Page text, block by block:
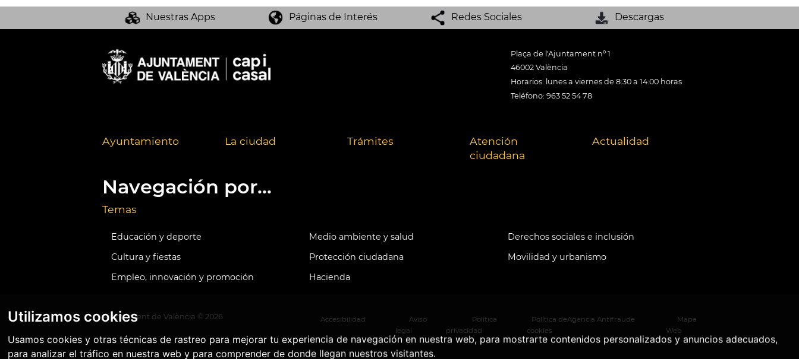
Utilizamos cookies
Usamos cookies y otras técnicas de rastreo para mejorar tu experiencia de navegación en nuestra web, para mostrarte contenidos personalizados y anuncios adecuados,
para analizar el tráfico en nuestra web y para comprender de donde llegan nuestros visitantes.
Nuestras Apps Páginas de Interés Redes Sociales Descargas
Plaça de l'Ajuntament nº 1
46002 València
Horarios: lunes a viernes de 8:30 a 14:00 horas
Teléfono: 963 52 54 78
Ayuntamiento La ciudad Trámites
Atención
ciudadana
Actualidad
Navegación por...
Temas
Educación y deporte Medio ambiente y salud
Derechos sociales e inclusión
Cultura y fiestas
Protección ciudadana
Movilidad y urbanismo
Empleo, innovación y promoción
Hacienda
Ajuntament de València © 2026 Accesibilidad
Aviso
legal
Política
privacidad
Política de
cookies
Agencia Antifraude
Mapa
Web